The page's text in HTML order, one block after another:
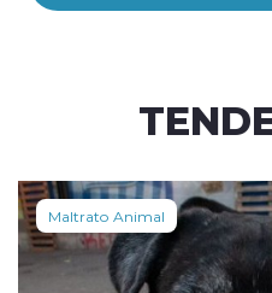
Maltrato Animal